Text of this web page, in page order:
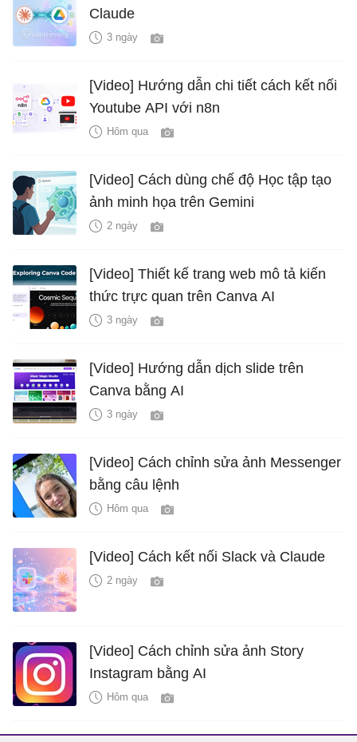
Claude
3 ngày
[Video] Hướng dẫn chi tiết cách kết nối
Youtube API với n8n
Hôm qua
[Video] Cách dùng chế độ Học tập tạo
ảnh minh họa trên Gemini
2 ngày
[Video] Thiết kế trang web mô tả kiến
thức trực quan trên Canva AI
3 ngày
[Video] Hướng dẫn dịch slide trên
Canva bằng AI
3 ngày
[Video] Cách chỉnh sửa ảnh Messenger
bằng câu lệnh
Hôm qua
[Video] Cách kết nối Slack và Claude
2 ngày
[Video] Cách chỉnh sửa ảnh Story
Instagram bằng AI
Hôm qua